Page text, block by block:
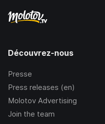
Découvrez-nous
Presse
Press releases (en)
Molotov Advertising
Join the team